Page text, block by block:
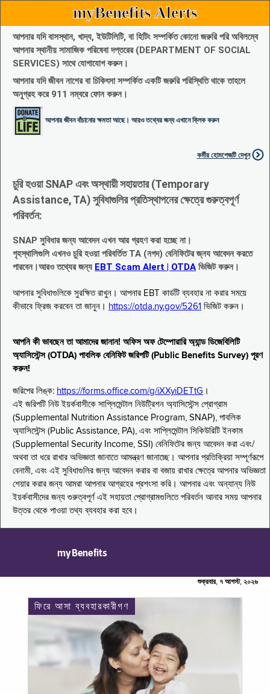
myBenefits Alerts
আপনার যদি বাসস্থান, খাদ্য, ইউটিলিটি, বা হিটিং সম্পর্কিত কোনো জরুরি পরি অবিলম্বে
আপনার স্থানীয় সামাজিক পরিষেবা দপ্তরের (DEPARTMENT OF SOCIAL
SERVICES) সাথে যোগাযোগ করুন।
আপনার যদি জীবন নাশের বা চিকিৎসা সম্পর্কিত একটি জরুরি পরিস্থিতি থাকে তাহলে
অনুগ্রহ করে 911 নম্বরে ফোন করুন।
আপনার জীবন বাঁচানোর ক্ষমতা আছে। আরও তথ্যের জন্য এখানে ক্লিক করুন
কর্মীর হোমপেজটি দেখুন
চুরি হওয়া SNAP এবং অস্থায়ী সহায়তার (Temporary
Assistance, TA) সুবিধাগুলির প্রতিস্থাপনের ক্ষেত্রে গুরুত্বপূর্ণ
পরিবর্তন:
SNAP সুবিধার জন্য আবেদন এখন আর গ্রহণ করা হচ্ছে না।
গৃহস্থালিগুলি এখনও চুরি হওয়া পরিবর্তিত TA (নগদ) বেনিফিটের জ্নয আবেদন করতে
পারবেন।আরও তথ্যের জন্য EBT Scam Alert | OTDA ভিজিট করুন।
আপনার সুবিধাগুলিকে সুরক্ষিত রাখুন। আপনার EBT কার্ডটি ব্যবহার না করার সময়ে
কীভাবে ফ্রিজ করবেন তা জানুন। https://otda.ny.gov/5261 ভিজিট করুন।
আপনি কী ভাবছেন তা আমাদের জানান! অফিস অফ টেম্পোরারি অ্যান্ড ডিজেবিলিটি
অ্যাসিস্টেন্স (OTDA) পাবলিক বেনিফিট জরিপটি (Public Benefits Survey) পূরণ
করুন!
জরিপের লিঙ্ক: https://forms.office.com/g/iXXyiDETtG ।
এই জরিপটি নিউ ইয়র্কবাসীকে সাপ্লিমেন্টাল নিউট্রিশন অ্যাসিস্টেন্স প্রোগ্রাম
(Supplemental Nutrition Assistance Program, SNAP), পাবলিক
অ্যাসিস্টেন্স (Public Assistance, PA), এবং সাপ্লিমেন্টাল সিকিউরিটি ইনকাম
(Supplemental Security Income, SSI) বেনিফিটের জন্য আবেদন করা এবং/
অথবা তা ধরে রাখার অভিজ্ঞতা জানাতে আমন্ত্রণ জানাচ্ছে। আপনার প্রতিক্রিয়া সম্পূর্ণরূপে
বেনামী, এবং এই সুবিধাগুলির জন্য আবেদন করার বা বজায় রাখার ক্ষেত্রে আপনার অভিজ্ঞতা
শেয়ার করার জন্য আমরা আপনার আগ্রহের প্রশংসা করি। আপনার এবং অন্যান্য নিউ
ইয়র্কবাসীদের জন্য গুরুত্বপূর্ণ এই সহায়তা প্রোগ্রামগুলিতে পরিবর্তন আনার সময় আপনার
উত্তর থেকে পাওয়া তথ্য ব্যবহার করা হবে।
myBenefits
শুক্রবার, ৭ আগস্ট, ২০২৬
ফিরে আসা ব্যবহারকারীগণ